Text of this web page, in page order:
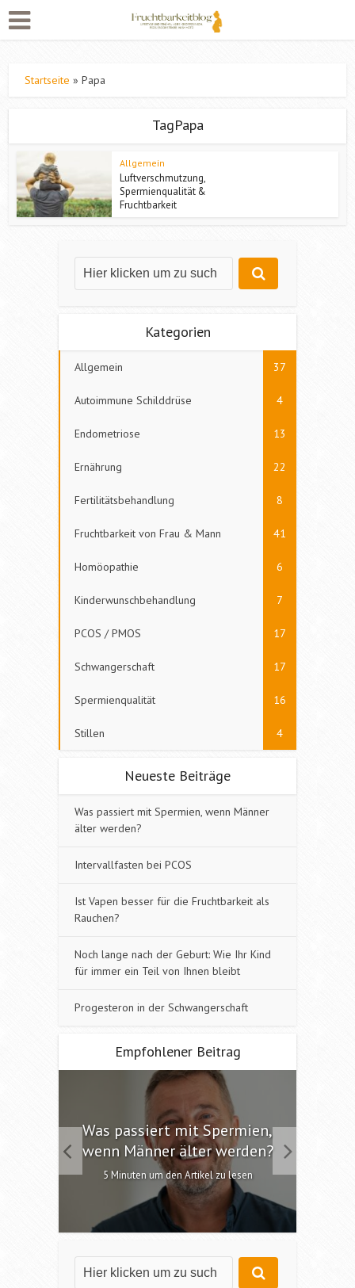
Startseite »Papa
TagPapa
Allgemein
Luftverschmutzung,
Spermienqualität &
Fruchtbarkeit
Kategorien
Allgemein 37
Autoimmune Schilddrüse 4
Endometriose 13
Ernährung 22
Fertilitätsbehandlung 8
Fruchtbarkeit von Frau & Mann 41
Homöopathie 6
Kinderwunschbehandlung 7
PCOS / PMOS 17
Schwangerschaft 17
Spermienqualität 16
Stillen 4
Neueste Beiträge
Was passiert mit Spermien, wenn Männer
älter werden?
Intervallfasten bei PCOS
Ist Vapen besser für die Fruchtbarkeit als
Rauchen?
Noch lange nach der Geburt: Wie Ihr Kind
für immer ein Teil von Ihnen bleibt
Progesteron in der Schwangerschaft
Empfohlener Beitrag
Was passiert mit Spermien,
wenn Männer älter werden?
5 Minuten um den Artikel zu lesen